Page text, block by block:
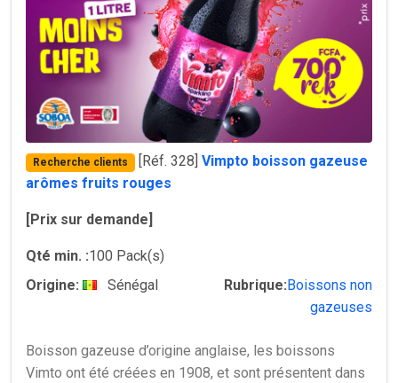
Recherche clients [Réf. 328] Vimpto boisson gazeuse
arômes fruits rouges
[Prix sur demande]
Qté min. :100 Pack(s)
Origine:
Sénégal Rubrique: Boissons non
gazeuses
Boisson gazeuse d’origine anglaise, les boissons
Vimto ont été créées en 1908, et sont présentent dans